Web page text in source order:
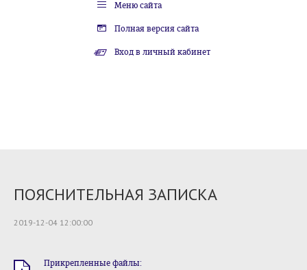
Меню сайта
Полная версия сайта
Вход в личный кабинет
ПОЯСНИТЕЛЬНАЯ ЗАПИСКА
2019-12-04 12:00:00
Прикрепленные файлы: